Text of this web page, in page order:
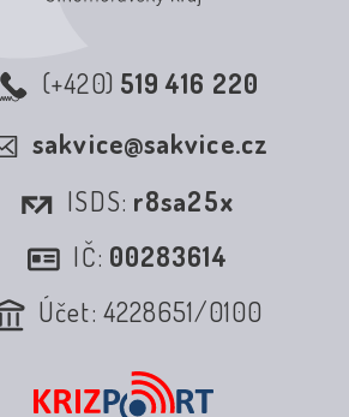
(+420) 519 416 220
sakvice@sakvice.cz
ISDS: r8sa25x
IČ: 00283614
Účet: 4228651/0100